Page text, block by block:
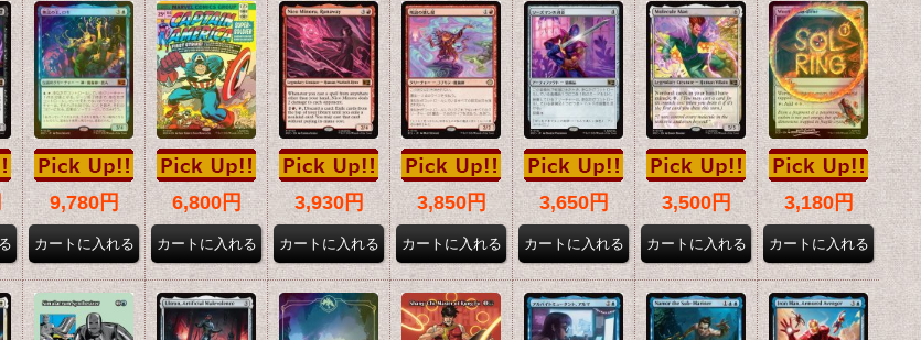
22,800円 22,800円 18,800円
9,780円 6,800円 3,930円 3,850円 3,650円 3,500円 3,180円